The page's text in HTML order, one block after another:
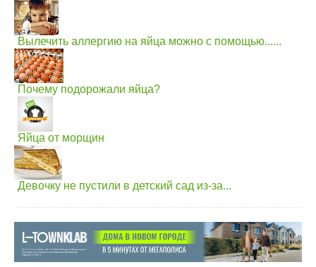
Вылечить аллергию на яйца можно с помощью......
Почему подорожали яйца?
Яйца от морщин
Девочку не пустили в детский сад из-за...